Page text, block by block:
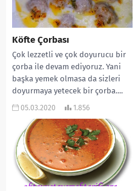
Köfte Çorbası
Çok lezzetli ve çok doyurucu bir
çorba ile devam ediyoruz. Yani
başka yemek olmasa da sizleri
doyurmaya yetecek bir çorba....
05.03.2020 1.856